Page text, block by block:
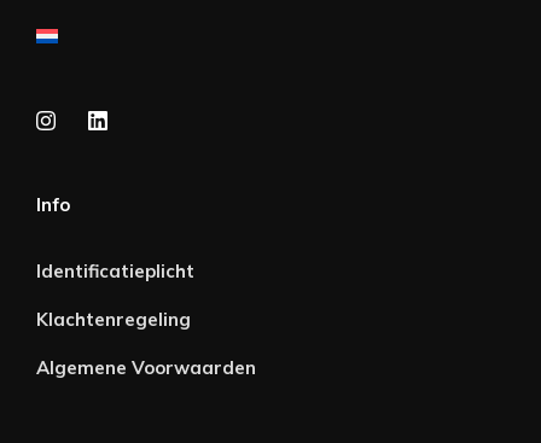
Info
Identificatieplicht
Klachtenregeling
Algemene Voorwaarden